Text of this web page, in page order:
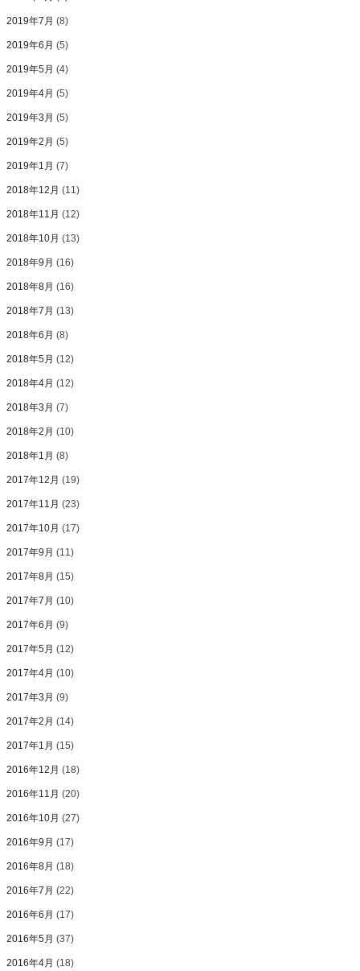
2019年7月 (8)
2019年6月 (5)
2019年5月 (4)
2019年4月 (5)
2019年3月 (5)
2019年2月 (5)
2019年1月 (7)
2018年12月 (11)
2018年11月 (12)
2018年10月 (13)
2018年9月 (16)
2018年8月 (16)
2018年7月 (13)
2018年6月 (8)
2018年5月 (12)
2018年4月 (12)
2018年3月 (7)
2018年2月 (10)
2018年1月 (8)
2017年12月 (19)
2017年11月 (23)
2017年10月 (17)
2017年9月 (11)
2017年8月 (15)
2017年7月 (10)
2017年6月 (9)
2017年5月 (12)
2017年4月 (10)
2017年3月 (9)
2017年2月 (14)
2017年1月 (15)
2016年12月 (18)
2016年11月 (20)
2016年10月 (27)
2016年9月 (17)
2016年8月 (18)
2016年7月 (22)
2016年6月 (17)
2016年5月 (37)
2016年4月 (18)